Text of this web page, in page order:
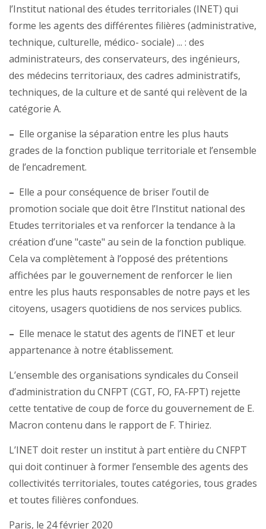
l’Institut national des études territoriales (INET) qui
forme les agents des différentes filières (administrative,
technique, culturelle, médico- sociale) ... : des
administrateurs, des conservateurs, des ingénieurs,
des médecins territoriaux, des cadres administratifs,
techniques, de la culture et de santé qui relèvent de la
catégorie A.
– Elle organise la séparation entre les plus hauts
grades de la fonction publique territoriale et l’ensemble
de l’encadrement.
– Elle a pour conséquence de briser l’outil de
promotion sociale que doit être l’Institut national des
Etudes territoriales et va renforcer la tendance à la
création d’une "caste" au sein de la fonction publique.
Cela va complètement à l’opposé des prétentions
affichées par le gouvernement de renforcer le lien
entre les plus hauts responsables de notre pays et les
citoyens, usagers quotidiens de nos services publics.
– Elle menace le statut des agents de l’INET et leur
appartenance à notre établissement.
L’ensemble des organisations syndicales du Conseil
d’administration du CNFPT (CGT, FO, FA-FPT) rejette
cette tentative de coup de force du gouvernement de E.
Macron contenu dans le rapport de F. Thiriez.
L’INET doit rester un institut à part entière du CNFPT
qui doit continuer à former l’ensemble des agents des
collectivités territoriales, toutes catégories, tous grades
et toutes filières confondues.
Paris, le 24 février 2020